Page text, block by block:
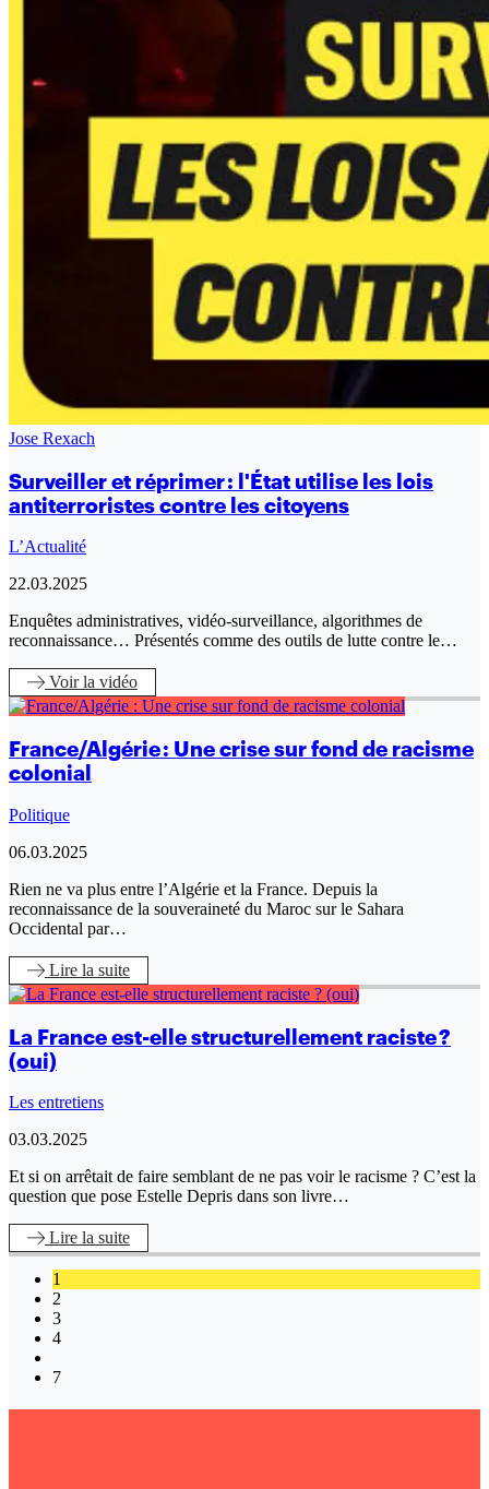
Jose Rexach
Surveiller et réprimer : l'État utilise les lois
antiterroristes contre les citoyens
L’Actualité
22.03.2025
Enquêtes administratives, vidéo-surveillance, algorithmes de
reconnaissance… Présentés comme des outils de lutte contre le…
Voirla vidéo
France/Algérie : Une crise sur fond de racisme
colonial
Politique
06.03.2025
Rien ne va plus entre l’Algérie et la France. Depuis la
reconnaissance de la souveraineté du Maroc sur le Sahara
Occidental par…
Lire la suite
La France est-elle structurellement raciste ?
(oui)
Les entretiens
03.03.2025
Et si on arrêtait de faire semblant de ne pas voir le racisme ? C’est la
question que pose Estelle Depris dans son livre…
Lire la suite
1
2
3
4
7